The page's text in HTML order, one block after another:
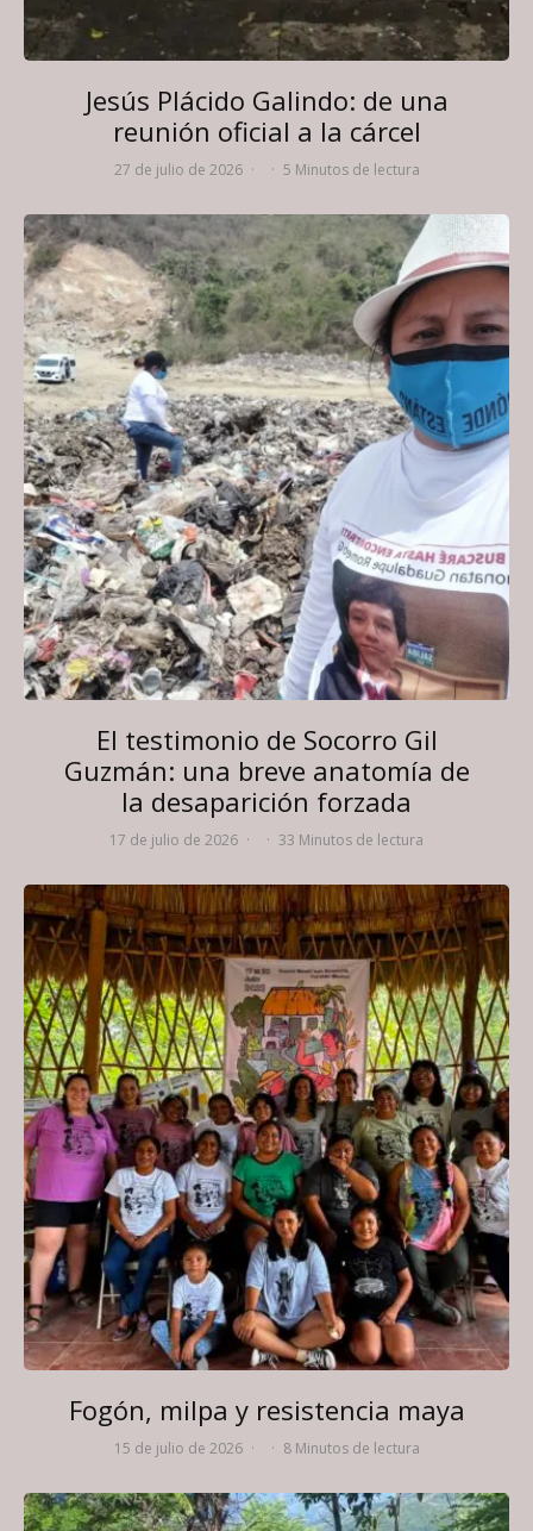
Jesús Plácido Galindo: de una
reunión oficial a la cárcel
27 de julio de 2026 · · 5 Minutos de lectura
El testimonio de Socorro Gil
Guzmán: una breve anatomía de
la desaparición forzada
17 de julio de 2026 · · 33 Minutos de lectura
Fogón, milpa y resistencia maya
15 de julio de 2026 · · 8 Minutos de lectura